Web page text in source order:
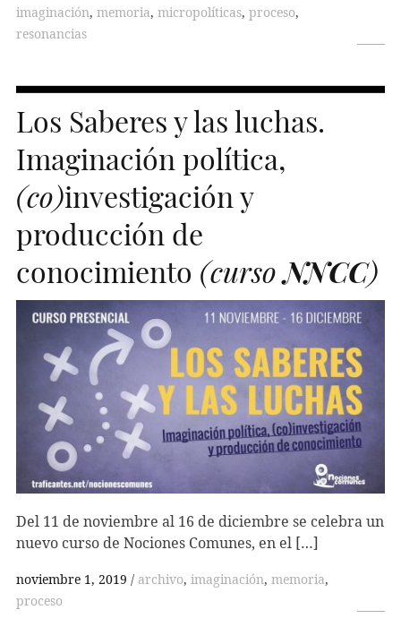
imaginación, memoria, micropolíticas, proceso,
resonancias
Los Saberes y las luchas.
Imaginación política,
(co)investigación y
producción de
conocimiento (cursoNNCC)
Del 11 de noviembre al 16 de diciembre se celebra un
nuevo curso de Nociones Comunes, en el […]
noviembre 1, 2019 archivo, imaginación, memoria,
proceso